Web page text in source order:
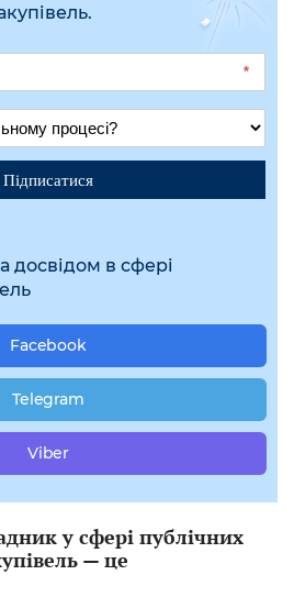
*
Підписатися
досвідом в сфері
Facebook
Telegram
Viber
у сфері публічних
— це